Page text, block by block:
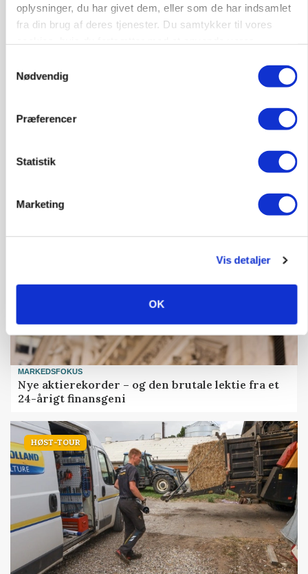
oplysninger, du har givet dem, eller som de har indsamlet
fra din brug af deres tjenester. Du samtykker til vores
Nødvendig
Præferencer
Statistik
Marketing
Vis detaljer
OK
Klimaberegning er ikke nok: Økologisk fjerkræ
MARKEDSFOKUS
Nye aktierekorder – og den brutale lektie fra et
24-årigt finansgeni
HØST-TOUR